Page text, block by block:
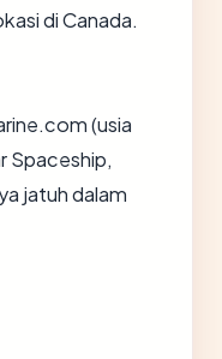
di Canada.
(usia
Spaceship,
jatuh dalam